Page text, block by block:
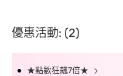
優惠活動: (2)
★點數狂飆7倍★